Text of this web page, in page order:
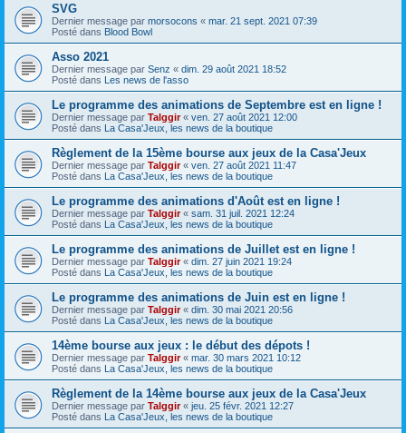
SVG
Dernier message par morsocons « mar. 21 sept. 2021 07:39
Posté dans Blood Bowl
Asso 2021
Dernier message par Senz « dim. 29 août 2021 18:52
Posté dans Les news de l'asso
Le programme des animations de Septembre est en ligne !
Dernier message par Talggir« ven. 27 août 2021 12:00
Posté dans La Casa'Jeux, les news de la boutique
Règlement de la 15ème bourse aux jeux de la Casa'Jeux
Dernier message par Talggir« ven. 27 août 2021 11:47
Posté dans La Casa'Jeux, les news de la boutique
Le programme des animations d'Août est en ligne !
Dernier message par Talggir« sam. 31 juil. 2021 12:24
Posté dans La Casa'Jeux, les news de la boutique
Le programme des animations de Juillet est en ligne !
Dernier message par Talggir« dim. 27 juin 2021 19:24
Posté dans La Casa'Jeux, les news de la boutique
Le programme des animations de Juin est en ligne !
Dernier message par Talggir« dim. 30 mai 2021 20:56
Posté dans La Casa'Jeux, les news de la boutique
14ème bourse aux jeux : le début des dépots !
Dernier message par Talggir« mar. 30 mars 2021 10:12
Posté dans La Casa'Jeux, les news de la boutique
Règlement de la 14ème bourse aux jeux de la Casa'Jeux
Dernier message par Talggir« jeu. 25 févr. 2021 12:27
Posté dans La Casa'Jeux, les news de la boutique